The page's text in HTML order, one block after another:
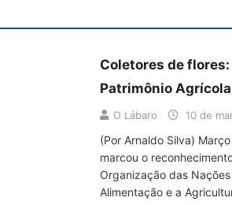
Coletores de flores:
Patrimônio
O Lábaro 10 de
(Por Arnaldo Silva)
marcou o
Organização das
Alimentação e a